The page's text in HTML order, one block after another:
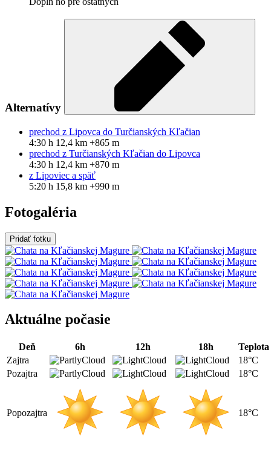
Alternatívy
prechod z Lipovca do Turčianských Kľačian
4:30 h 12,4 km +865 m
prechod z Turčianských Kľačian do Lipovca
4:30 h 12,4 km +870 m
z Lipoviec a späť
5:20 h 15,8 km +990 m
Fotogaléria
Pridať fotku
Aktuálne počasie
Deň 6h 12h 18h
Teplota
Zajtra
18°C
Pozajtra
18°C
Popozajtra 18°C